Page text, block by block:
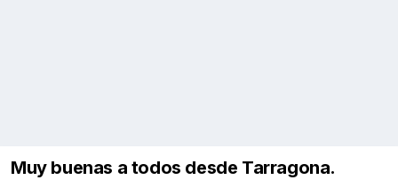
Muy buenas a todos desde Tarragona.